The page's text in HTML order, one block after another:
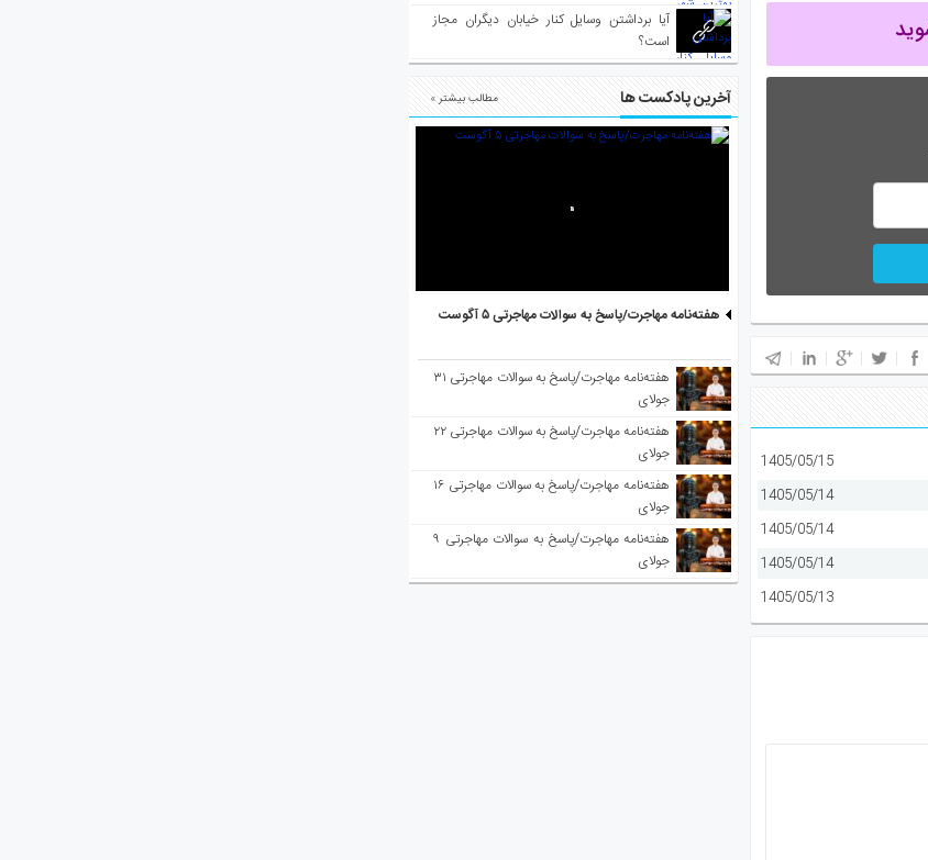
1405/05/15
1405/05/14
1405/05/14
1405/05/14
1405/05/13
آیا برداشتن وسایل کنار خیابان دیگران مجاز
است؟
آخرین پادکست ها مطالب بیشتر »
هفته‌نامه مهاجرت/پاسخ به سوالات مهاجرتی ۵ آگوست
هفته‌نامه مهاجرت/پاسخ به سوالات مهاجرتی ۳۱
جولای
هفته‌نامه مهاجرت/پاسخ به سوالات مهاجرتی ۲۲
جولای
هفته‌نامه مهاجرت/پاسخ به سوالات مهاجرتی ۱۶
جولای
هفته‌نامه مهاجرت/پاسخ به سوالات مهاجرتی ۹
جولای